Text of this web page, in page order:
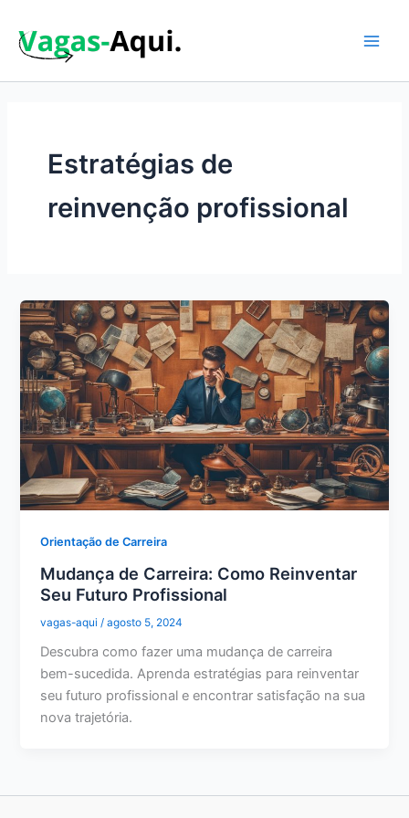
para
Estratégias de
reinvenção profissional
Orientação de Carreira
Mudança de Carreira: Como Reinventar
Seu Futuro Profissional
vagas-aqui /agosto 5, 2024
Descubra como fazer uma mudança de carreira
bem-sucedida. Aprenda estratégias para reinventar
seu futuro profissional e encontrar satisfação na sua
nova trajetória.